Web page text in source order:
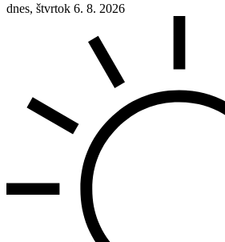
dnes, štvrtok 6. 8. 2026